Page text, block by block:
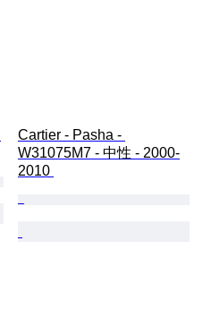
Cartier - Pasha -
W31075M7 - 中性 - 2000-
2010